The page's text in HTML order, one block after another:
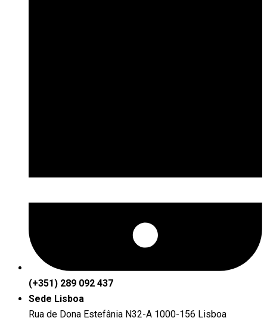
(+351) 289 092 437
Sede Lisboa
Rua de Dona Estefânia N32-A 1000-156 Lisboa